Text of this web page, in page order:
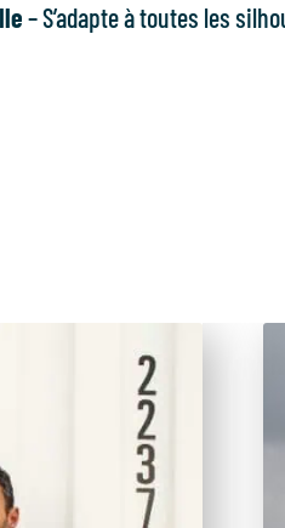
– S’adapte à toutes les